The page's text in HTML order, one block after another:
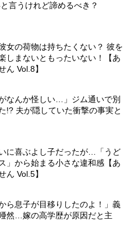
言うけれど諦めるべき？
女の荷物は持ちたくない？ 彼を
しまないともったいない！【あ
ん Vol.8】
なんか怪しい…」ジム通いで別
!? 夫が隠していた衝撃の事実と
に喜ぶよし子だったが…「うど
」から始まる小さな違和感【あ
ん Vol.5】
ら息子が目移りしたのよ！」義
然…嫁の高学歴が原因だと主